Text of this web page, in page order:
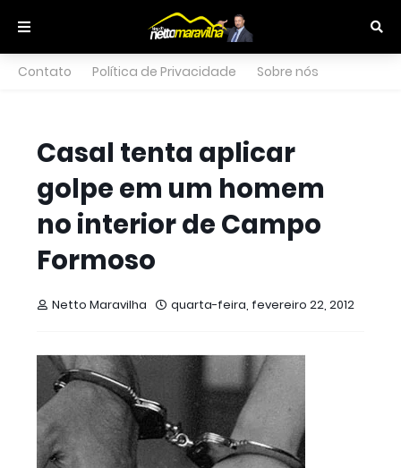
Contato Política de Privacidade Sobre nós
Casal tenta aplicar
golpe em um homem
no interior de Campo
Formoso
Netto Maravilha quarta-feira, fevereiro 22, 2012